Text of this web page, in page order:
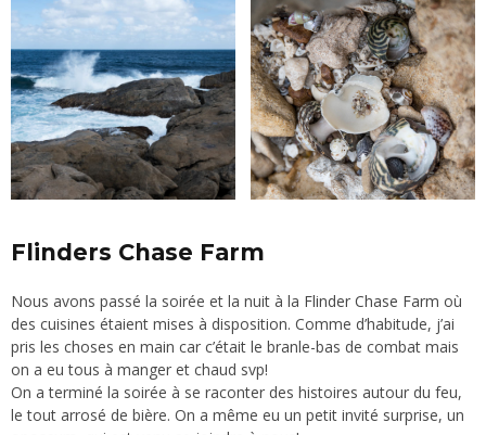
Flinders Chase Farm
Nous avons passé la soirée et la nuit à la Flinder Chase Farm où
des cuisines étaient mises à disposition. Comme d’habitude, j’ai
pris les choses en main car c’était le branle-bas de combat mais
on a eu tous à manger et chaud svp!
On a terminé la soirée à se raconter des histoires autour du feu,
le tout arrosé de bière. On a même eu un petit invité surprise, un